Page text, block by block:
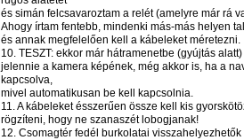
és simán felcsavaroztam a relét (amelyre már rá
Ahogy írtam fentebb, mindenki más-más helyen
és annak megfelelően kell a kábeleket méretezni.
10. TESZT: ekkor már hátramenetbe (gyújtás
jelennie a kamera képének, még akkor is, ha a
kapcsolva,
mivel automatikusan be kell kapcsolnia.
11. A kábeleket ésszerűen össze kell kis
rögzíteni, hogy ne szanaszét lobogjanak!
12. Csomagtér fedél burkolatai visszahelyezhetők